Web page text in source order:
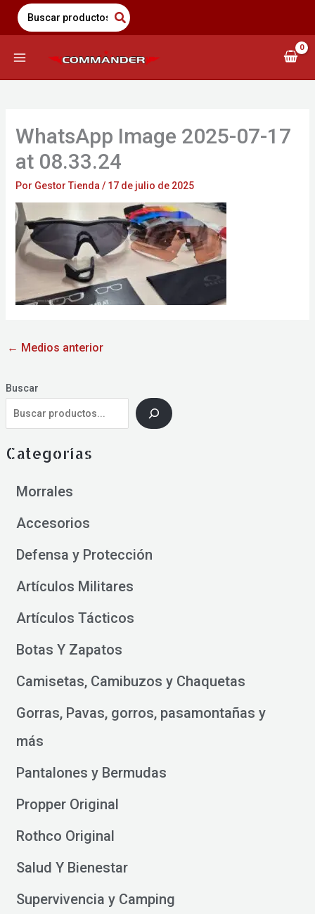
Saltar
contenido
Search
for:
Buscar
Categorías
Morrales
Accesorios
Defensa y Protección
Artículos Militares
Artículos Tácticos
Botas Y Zapatos
Camisetas, Camibuzos y Chaquetas
Gorras, Pavas, gorros, pasamontañas y
más
Pantalones y Bermudas
Propper Original
Rothco Original
Salud Y Bienestar
Supervivencia y Camping
WhatsApp Image 2025-07-17
at 08.33.24
Por Gestor Tienda / 17 de julio de 2025
← Medios anterior